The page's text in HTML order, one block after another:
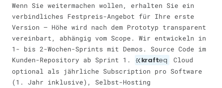
Wenn Sie weitermachen wollen, erhalten Sie ein
verbindliches Festpreis-Angebot für Ihre erste
Version — Höhe wird nach dem Prototyp transparent
vereinbart, abhängig vom Scope. Wir entwickeln in
1- bis 2-Wochen-Sprints mit Demos. Source Code im
Kunden-Repository ab Sprint 1.
krafteq
Cloud
optional als jährliche Subscription pro Software
(1. Jahr inklusive), Selbst-Hosting